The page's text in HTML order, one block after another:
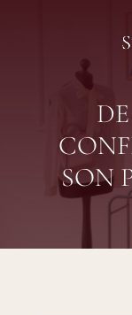
SON